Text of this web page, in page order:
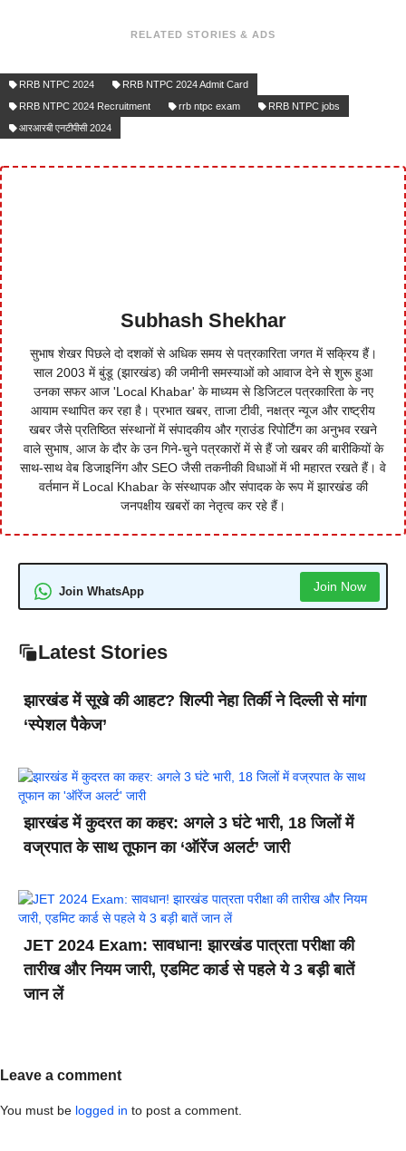
RELATED STORIES & ADS
RRB NTPC 2024
RRB NTPC 2024 Admit Card
RRB NTPC 2024 Recruitment
rrb ntpc exam
RRB NTPC jobs
आरआरबी एनटीपीसी 2024
Subhash Shekhar
सुभाष शेखर पिछले दो दशकों से अधिक समय से पत्रकारिता जगत में सक्रिय हैं।
साल 2003 में बुंडू (झारखंड) की जमीनी समस्याओं को आवाज देने से शुरू हुआ
उनका सफर आज 'Local Khabar' के माध्यम से डिजिटल पत्रकारिता के नए
आयाम स्थापित कर रहा है। प्रभात खबर, ताजा टीवी, नक्षत्र न्यूज और राष्ट्रीय
खबर जैसे प्रतिष्ठित संस्थानों में संपादकीय और ग्राउंड रिपोर्टिंग का अनुभव रखने
वाले सुभाष, आज के दौर के उन गिने-चुने पत्रकारों में से हैं जो खबर की बारीकियों के
साथ-साथ वेब डिजाइनिंग और SEO जैसी तकनीकी विधाओं में भी महारत रखते हैं। वे
वर्तमान में Local Khabar के संस्थापक और संपादक के रूप में झारखंड की
जनपक्षीय खबरों का नेतृत्व कर रहे हैं।
Join WhatsApp Join Now
Latest Stories
झारखंड में सूखे की आहट? शिल्पी नेहा तिर्की ने दिल्ली से मांगा
‘स्पेशल पैकेज’
झारखंड में कुदरत का कहर: अगले 3 घंटे भारी, 18 जिलों में
वज्रपात के साथ तूफान का ‘ऑरेंज अलर्ट’ जारी
JET 2024 Exam: सावधान! झारखंड पात्रता परीक्षा की
तारीख और नियम जारी, एडमिट कार्ड से पहले ये 3 बड़ी बातें
जान लें
Leave a comment
You must be logged in to post a comment.